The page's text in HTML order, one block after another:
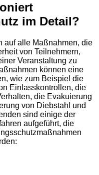
im Detail?
auf alle Maßnahmen, die
von Teilnehmern,
Veranstaltung zu
können eine
wie zum Beispiel die
Einlasskontrollen, die
die Evakuierung
von Diebstahl und
sind einige der
aufgeführt, die